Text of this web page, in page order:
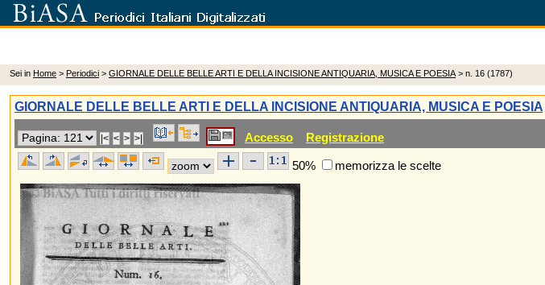
Sei in Home > Periodici > GIORNALE DELLE BELLE ARTI E DELLA INCISIONE ANTIQUARIA, MUSICA E POESIA > n. 16 (1787)
GIORNALE DELLE BELLE ARTI E DELLA INCISIONE ANTIQUARIA, MUSICA E POESIA
Accesso Registrazione
50% memorizza le scelte